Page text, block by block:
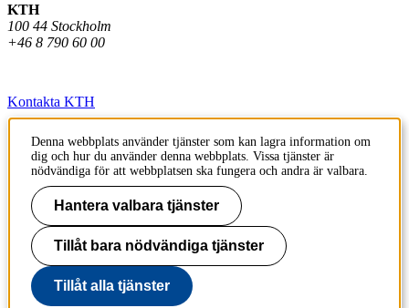
KTH
100 44 Stockholm
+46 8 790 60 00
Kontakta KTH
Jobba på KTH
Press och media
Faktura och betalning KTH
Om KTH:s webbplatser
Tillgänglighetsredogörelse
Denna webbplats använder tjänster som kan lagra information om
dig och hur du använder denna webbplats. Vissa tjänster är
nödvändiga för att webbplatsen ska fungera och andra är valbara.
Hantera valbara tjänster
Tillåt bara nödvändiga tjänster
Tillåt alla tjänster